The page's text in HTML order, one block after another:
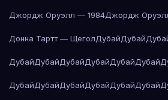
Джордж Оруэлл — 1984Джордж
Донна Тартт — ЩеголДубайДубай
ДубайДубайДубайДубайДубайДубай
ДубайДубайДубайДубайДубайДубай